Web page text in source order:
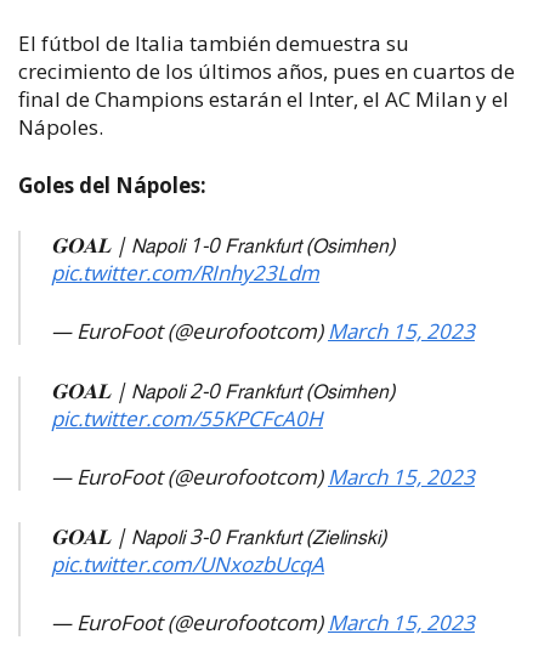
El fútbol de Italia también demuestra su
crecimiento de los últimos años, pues en cuartos de
final de Champions estarán el Inter, el AC Milan y el
Nápoles.
Goles del Nápoles:
𝐆𝐎𝐀𝐋 | 𝖭𝖺𝗉𝗈𝗅𝗂 1-0 𝖥𝗋𝖺𝗇𝗄𝖿𝗎𝗋𝗍 (𝖮𝗌𝗂𝗆𝗁𝖾𝗇)
pic.twitter.com/RInhy23Ldm
— EuroFoot (@eurofootcom)March 15, 2023
𝐆𝐎𝐀𝐋 | 𝖭𝖺𝗉𝗈𝗅𝗂 2-0 𝖥𝗋𝖺𝗇𝗄𝖿𝗎𝗋𝗍 (𝖮𝗌𝗂𝗆𝗁𝖾𝗇)
pic.twitter.com/55KPCFcA0H
— EuroFoot (@eurofootcom)March 15, 2023
𝐆𝐎𝐀𝐋 | 𝖭𝖺𝗉𝗈𝗅𝗂 3-0 𝖥𝗋𝖺𝗇𝗄𝖿𝗎𝗋𝗍 (𝖹𝗂𝖾𝗅𝗂𝗇𝗌𝗄𝗂)
pic.twitter.com/UNxozbUcqA
— EuroFoot (@eurofootcom)March 15, 2023